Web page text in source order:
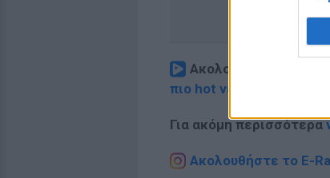
Ακολουθήστε το E-
πιο hot νέα
Για ακόμη περισσότερα
Ακολουθήστε το E-